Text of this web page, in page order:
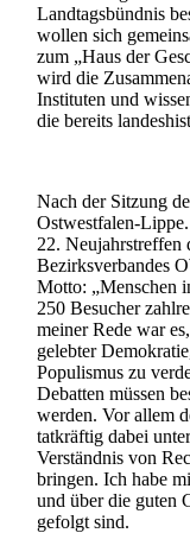
Landtagsbündnis
wollen sich
zum „Haus der
wird die
Instituten und
die bereits
Nach der Sitzung
Ostwestfalen-
22.
Bezirksverbandes
Motto: „Menschen
250 Besucher
meiner Rede war
gelebter
Populismus zu
Debatten müssen
werden. Vor allem
tatkräftig dabei
Verständnis von
bringen. Ich habe
und über die guten
gefolgt sind.